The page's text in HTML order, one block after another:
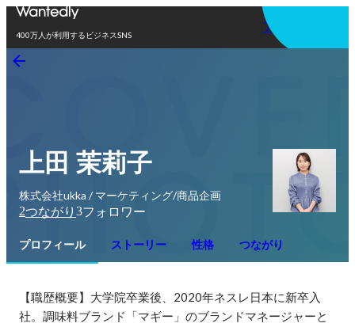
400万人が利用するビジネスSNS
アプリを使う
上田 茉莉子
株式会社ukka / マーケティング/商品企画
2つながり 3フォロワー
プロフィール ストーリー 性格 つながり
【職歴概要】大学院卒業後、2020年ネスレ日本に新卒入
社。調味料ブランド「マギー」のブランドマネージャーと